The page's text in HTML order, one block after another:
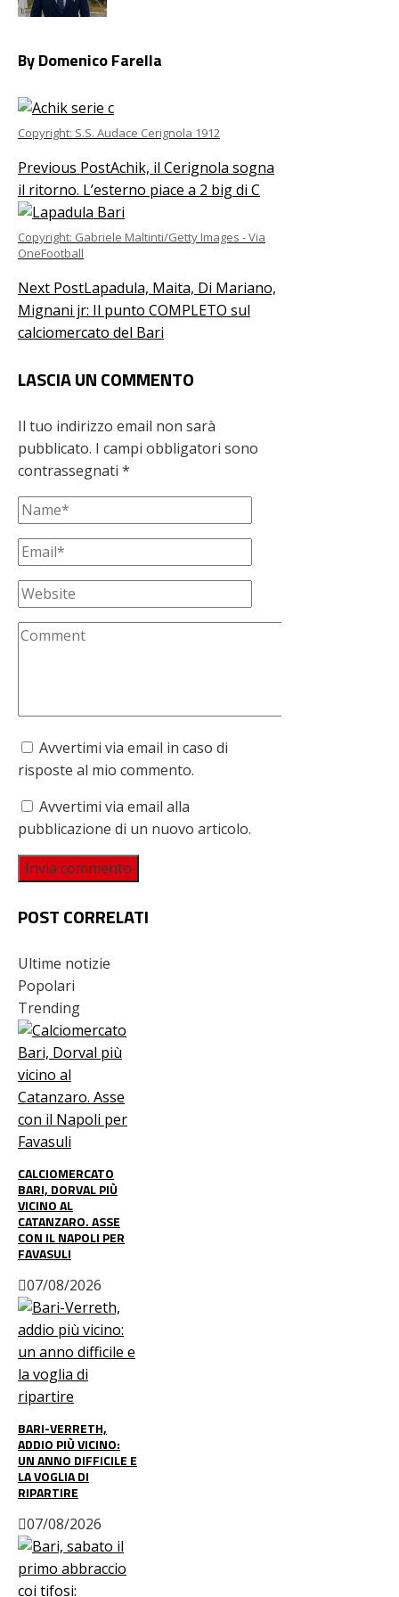
By Domenico Farella
Copyright: S.S. Audace Cerignola 1912
Previous PostAchik, il Cerignola sogna
il ritorno. L’esterno piace a 2 big di C
Copyright: Gabriele Maltinti/Getty Images - Via
OneFootball
Next PostLapadula, Maita, Di Mariano,
Mignani jr: Il punto COMPLETO sul
calciomercato del Bari
LASCIA UN COMMENTO
Il tuo indirizzo email non sarà
pubblicato. I campi obbligatori sono
contrassegnati *
Avvertimi via email in caso di
risposte al mio commento.
Avvertimi via email alla
pubblicazione di un nuovo articolo.
POST CORRELATI
Ultime notizie
Popolari
Trending
CALCIOMERCATO
BARI, DORVAL PIÙ
VICINO AL
CATANZARO. ASSE
CON IL NAPOLI PER
FAVASULI
07/08/2026
BARI-VERRETH,
ADDIO PIÙ VICINO:
UN ANNO DIFFICILE E
LA VOGLIA DI
RIPARTIRE
07/08/2026